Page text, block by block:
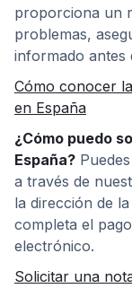
proporciona un
problemas,
informado antes
Cómo conocer
en España
¿Cómo puedo
España?
a través de
la dirección de
completa el
electrónico.
Solicitar una